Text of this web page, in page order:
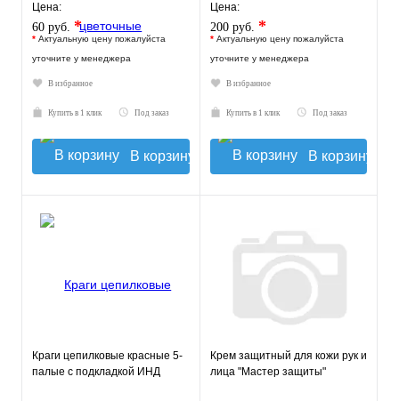
Цена:
60 руб. *
* Актуальную цену пожалуйста
уточните у менеджера
В избранное
Купить в 1 клик Под заказ
В корзину
Цена:
200 руб. *
* Актуальную цену пожалуйста
уточните у менеджера
В избранное
Купить в 1 клик Под заказ
В корзину
Краги цепилковые красные 5-
палые с подкладкой ИНД
Крем защитный для кожи рук и
лица "Мастер защиты"